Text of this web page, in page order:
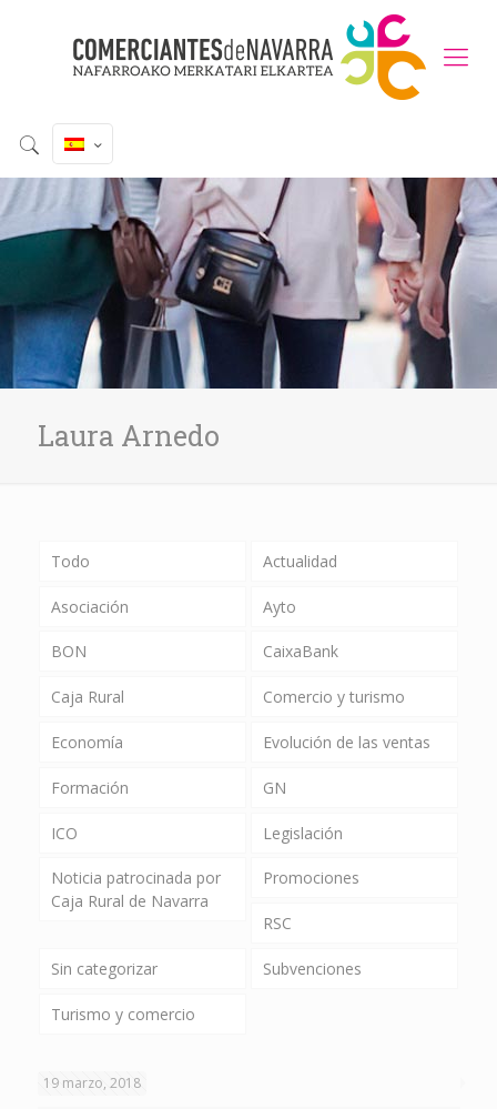
Laura Arnedo
Todo Actualidad
Asociación Ayto
BON CaixaBank
Caja Rural Comercio y turismo
Economía Evolución de las ventas
Formación GN
ICO Legislación
Noticia patrocinada por
Caja Rural de Navarra
Promociones
RSC
Sin categorizar Subvenciones
Turismo y comercio
19 marzo, 2018